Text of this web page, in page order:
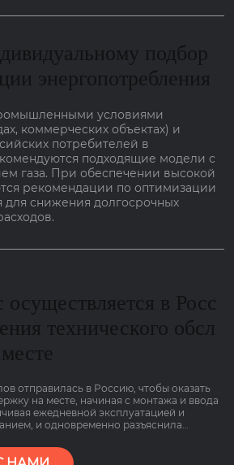
подбор
энергопотребления
условиями
коммерческих объектах) и
потребителей в
подходящие модели с
газа. При обеспечении высокой
рекомендации по оптимизации
для снижения долгосрочных
осуществляется в Росс
технического обсл
отправилась в Россию, чтобы оказать
на месте, начиная с монтажа и ввода
ежедневной эксплуатацией и
и одновременно разъяснила
сроком на 2 года, чтобы клиенты
спокойно.